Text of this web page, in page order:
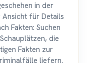
in der
Ansicht für Details
Fakten: Suchen
die
Fakten zur
liefern.